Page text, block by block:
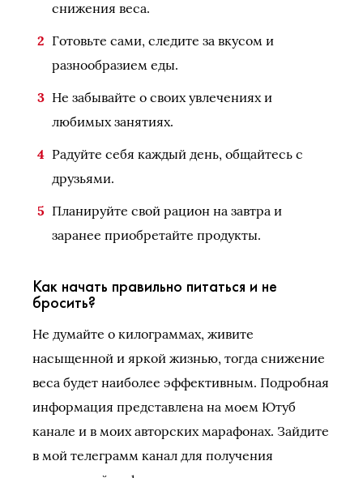
снижения веса.
Готовьте сами, следите за вкусом и
разнообразием еды.
Не забывайте о своих увлечениях и
любимых занятиях.
Радуйте себя каждый день, общайтесь с
друзьями.
Планируйте свой рацион на завтра и
заранее приобретайте продукты.
Как начать правильно питаться и не
бросить?
Не думайте о килограммах, живите
насыщенной и яркой жизнью, тогда снижение
веса будет наиболее эффективным. Подробная
информация представлена на моем Ютуб
канале и в моих авторских марафонах. Зайдите
в мой телеграмм канал для получения